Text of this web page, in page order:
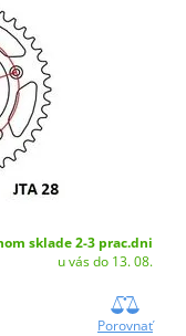
sklade 2-3 prac.dni
u vás do 13. 08.
Porovnať